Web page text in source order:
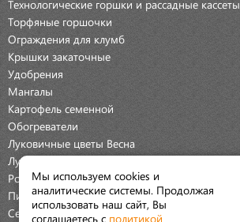
Технологические горшки и рассадные кассеты
Торфяные горшочки
Ограждения для клумб
Крышки закаточные
Удобрения
Мангалы
Картофель семенной
Обогреватели
Луковичные цветы Весна
Луковичные цветы Осень
Розы
Пионы
Семена Овощей
Мы используем cookies и
аналитические системы. Продолжая
использовать наш сайт, Вы
соглашаетесь с политикой